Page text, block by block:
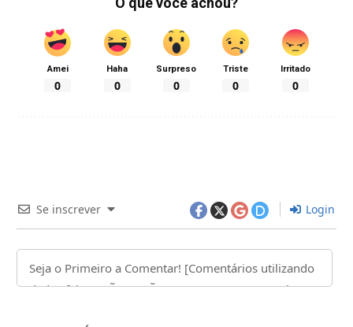
Amei
0
Haha
0
Surpreso
0
Triste
0
Irritado
0
Se inscrever Login